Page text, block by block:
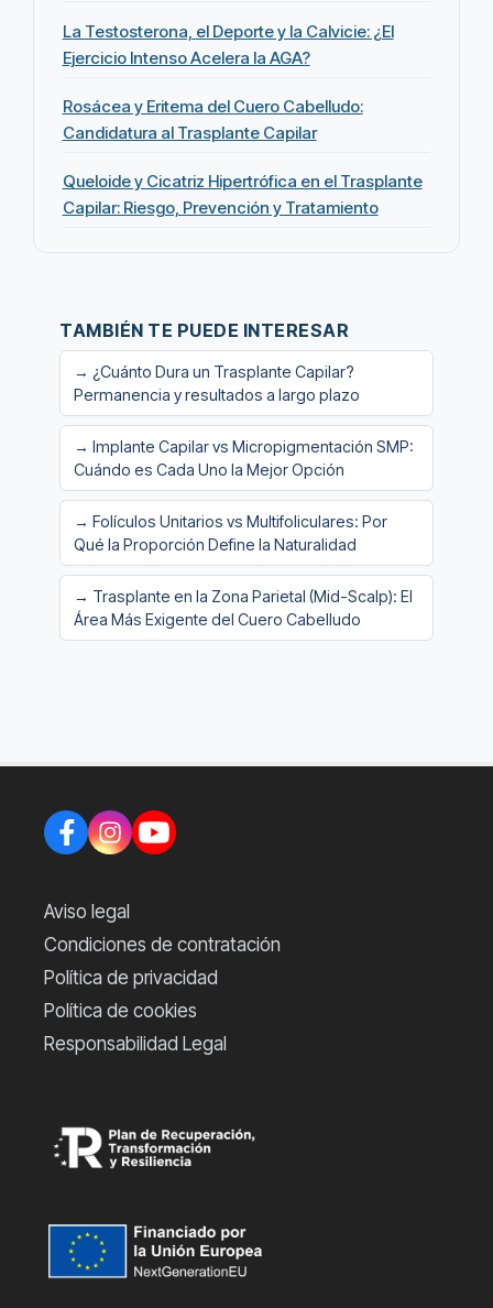
La Testosterona, el Deporte y la Calvicie: ¿El
Ejercicio Intenso Acelera la AGA?
Rosácea y Eritema del Cuero Cabelludo:
Candidatura al Trasplante Capilar
Queloide y Cicatriz Hipertrófica en el Trasplante
Capilar: Riesgo, Prevención y Tratamiento
TAMBIÉN TE PUEDE INTERESAR
→ ¿Cuánto Dura un Trasplante Capilar?
Permanencia y resultados a largo plazo
→ Implante Capilar vs Micropigmentación SMP:
Cuándo es Cada Uno la Mejor Opción
→ Folículos Unitarios vs Multifoliculares: Por
Qué la Proporción Define la Naturalidad
→ Trasplante en la Zona Parietal (Mid-Scalp): El
Área Más Exigente del Cuero Cabelludo
Aviso legal
Condiciones de contratación
Política de privacidad
Política de cookies
Responsabilidad Legal